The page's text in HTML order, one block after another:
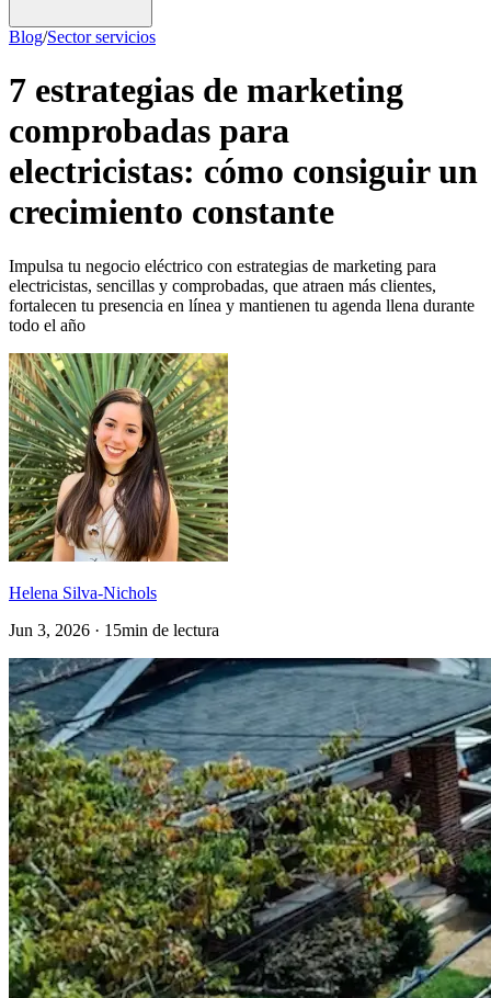
Blog/Sector servicios
7 estrategias de marketing
comprobadas para
electricistas: cómo consiguir un
crecimiento constante
Impulsa tu negocio eléctrico con estrategias de marketing para
electricistas, sencillas y comprobadas, que atraen más clientes,
fortalecen tu presencia en línea y mantienen tu agenda llena durante
todo el año
Helena Silva-Nichols
Jun 3, 2026 · 15min de lectura